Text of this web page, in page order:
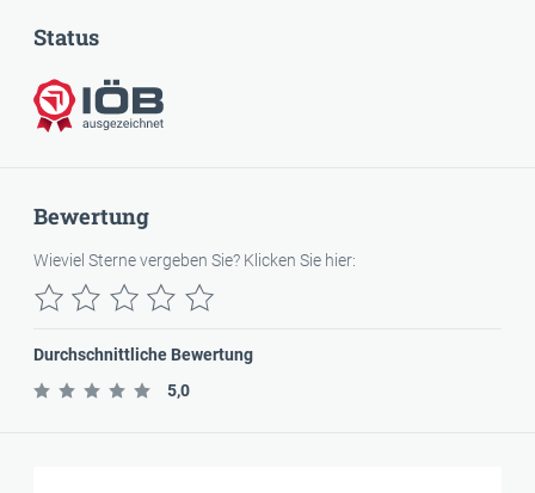
Status
IÖB-ausgezeichnet
Bewertung
Wieviel Sterne vergeben Sie? Klicken Sie hier:
Durchschnittliche Bewertung
5,0